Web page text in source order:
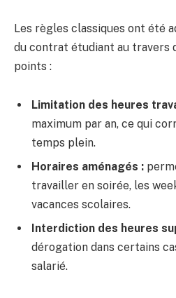
Les règles classiques ont été
du contrat étudiant au travers
points :
Limitation des heures
maximum par an, ce qui
temps plein.
Horaires aménagés :
travailler en soirée, les
vacances scolaires.
Interdiction des heures
dérogation dans certains
salarié.